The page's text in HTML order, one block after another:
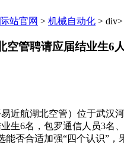
站官网 > 机械自动化 > div>
空管聘请应届结业生6人
航湖北空管）位于武汉河
生6名，包罗通信人员3名
能否合适加强“四个认识”